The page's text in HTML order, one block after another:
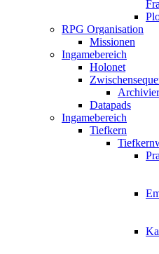
RPG Organisation
Missionen
Ingamebereich
Holonet
Datapads
Ingamebereich
Tiefkern